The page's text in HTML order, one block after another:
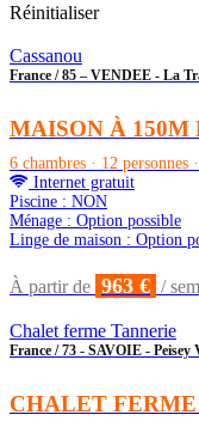
Réinitialiser
Cassanou
France / 85 – VENDEE - La
MAISON À 150M
6 chambres · 12 personnes
Internet gratuit
Piscine : NON
Ménage : Option possible
Linge de maison : Option
À partir de 963 € /
Chalet ferme Tannerie
France / 73 - SAVOIE - Peisey
CHALET